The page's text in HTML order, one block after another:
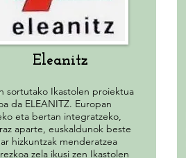
Eleanitz
sortutako Ikastolen proiektua
da ELEANITZ. Europan
eta bertan integratzeko,
aparte, euskaldunok beste
hizkuntzak menderatzea
zela ikusi zen Ikastolen